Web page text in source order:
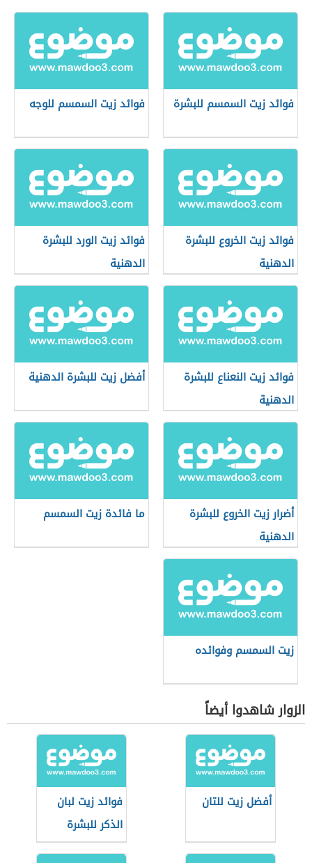
فوائد زيت السمسم للبشرة فوائد زيت السمسم للوجه
فوائد زيت الخروع للبشرة
الدهنية
فوائد زيت الورد للبشرة
الدهنية
فوائد زيت النعناع للبشرة
الدهنية
أفضل زيت للبشرة الدهنية
أضرار زيت الخروع للبشرة
الدهنية
ما فائدة زيت السمسم
زيت السمسم وفوائده
الزوار شاهدوا أيضاً
أفضل زيت للتان
فوائد زيت لبان
الذكر للبشرة